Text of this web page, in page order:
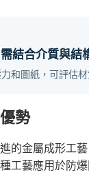
結合介質與結
和圖紙，可評估
勢
的金屬成形工
工藝應用於防